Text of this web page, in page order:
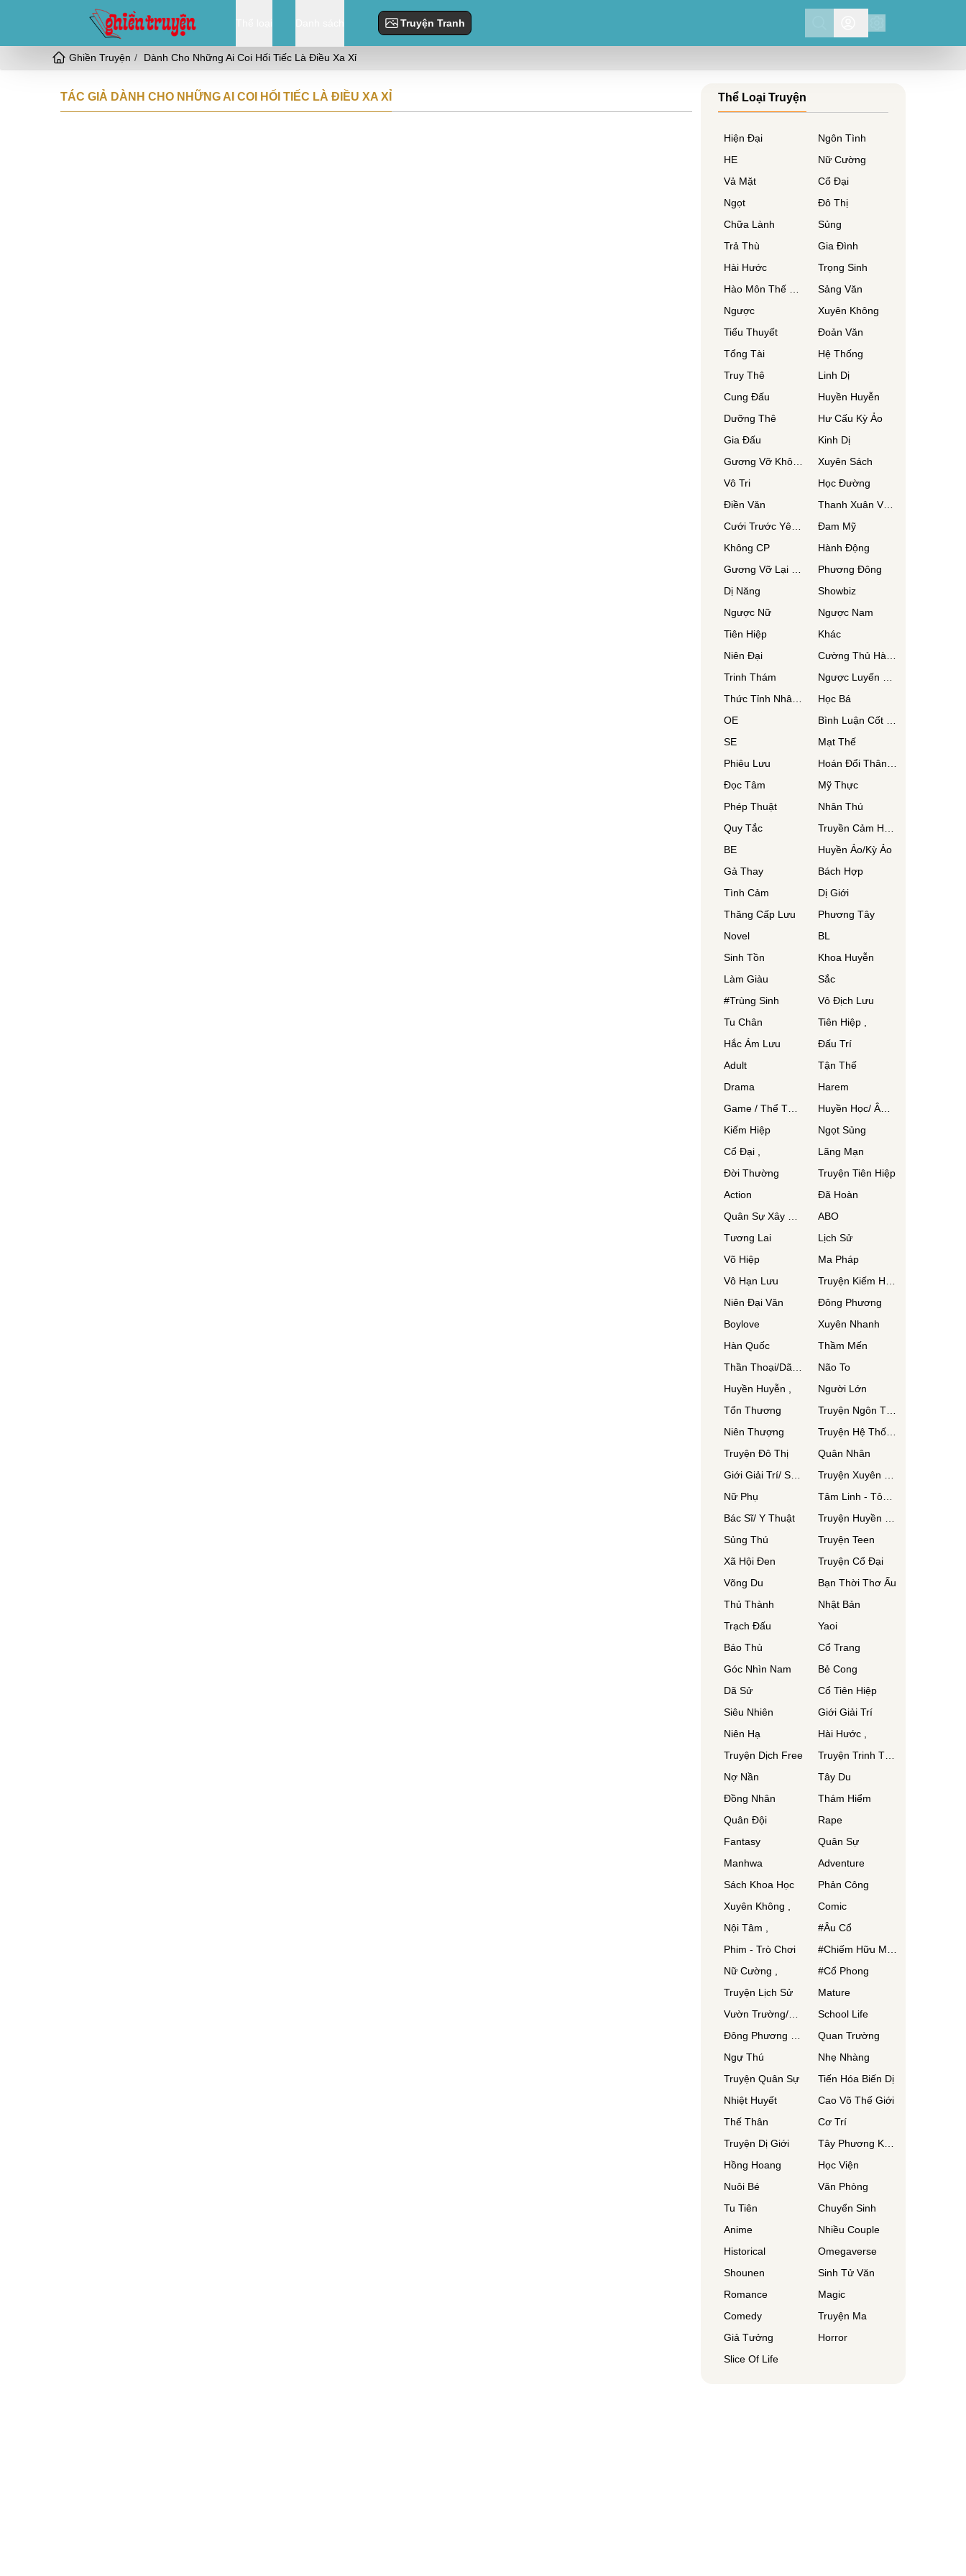
Truyện Tranh
Ghiền Truyện Dành Cho Những Ai Coi Hối Tiếc Là Điều Xa Xỉ
TÁC GIẢ DÀNH CHO NHỮNG AI COI HỐI TIẾC LÀ ĐIỀU XA XỈ Thể Loại Truyện
Hiện Đại
Ngôn Tình
HE
Nữ Cường
Vả Mặt
Cổ Đại
Ngọt
Đô Thị
Chữa Lành
Sủng
Trả Thù
Gia Đình
Hài Hước
Trọng Sinh
Sảng Văn
Ngược
Xuyên Không
Tiểu Thuyết
Đoản Văn
Tổng Tài
Hệ Thống
Truy Thê
Linh Dị
Cung Đấu
Huyền Huyễn
Dưỡng Thê
Hư Cấu Kỳ Ảo
Gia Đấu
Kinh Dị
Xuyên Sách
Vô Tri
Học Đường
Điền Văn
Thanh Xuân Vườn Trường
Đam Mỹ
Không CP
Hành Động
Phương Đông
Dị Năng
Showbiz
Ngược Nữ
Ngược Nam
Tiên Hiệp
Khác
Niên Đại
Trinh Thám
Học Bá
OE
SE
Mạt Thế
Phiêu Lưu
Đọc Tâm
Mỹ Thực
Phép Thuật
Nhân Thú
Quy Tắc
BE
Huyền Ảo/Kỳ Ảo
Gả Thay
Bách Hợp
Tình Cảm
Dị Giới
Thăng Cấp Lưu
Phương Tây
Novel
BL
Sinh Tồn
Khoa Huyễn
Làm Giàu
Sắc
#Trùng Sinh
Vô Địch Lưu
Tu Chân
Tiên Hiệp ,
Hắc Ám Lưu
Đấu Trí
Adult
Tận Thế
Drama
Harem
Huyền Học/ Âm Dương Sư/ Phong Thuỷ Sư
Kiếm Hiệp
Ngọt Sủng
Cổ Đại ,
Lãng Mạn
Đời Thường
Truyện Tiên Hiệp
Action
Đã Hoàn
ABO
Tương Lai
Lịch Sử
Võ Hiệp
Ma Pháp
Vô Hạn Lưu
Niên Đại Văn
Đông Phương
Boylove
Xuyên Nhanh
Hàn Quốc
Thầm Mến
Não To
Huyền Huyễn ,
Người Lớn
Tổn Thương
Truyện Ngôn Tình
Niên Thượng
Truyện Hệ Thống
Truyện Đô Thị
Quân Nhân
Nữ Phụ
Tâm Linh - Tôn Giáo
Bác Sĩ/ Y Thuật
Sủng Thú
Truyện Teen
Xã Hội Đen
Truyện Cổ Đại
Võng Du
Bạn Thời Thơ Ấu
Thủ Thành
Nhật Bản
Trạch Đấu
Yaoi
Báo Thù
Cổ Trang
Góc Nhìn Nam
Bẻ Cong
Dã Sử
Cổ Tiên Hiệp
Siêu Nhiên
Giới Giải Trí
Niên Hạ
Hài Hước ,
Truyện Dịch Free
Truyện Trinh Thám
Nợ Nần
Tây Du
Đồng Nhân
Thám Hiểm
Quân Đội
Rape
Fantasy
Quân Sự
Manhwa
Adventure
Sách Khoa Học
Phản Công
Xuyên Không ,
Comic
Nội Tâm ,
#Âu Cổ
Phim - Trò Chơi
Nữ Cường ,
#Cổ Phong
Truyện Lịch Sử
Mature
School Life
Quan Trường
Ngự Thú
Nhẹ Nhàng
Truyện Quân Sự
Tiến Hóa Biến Dị
Nhiệt Huyết
Cao Võ Thế Giới
Thế Thân
Cơ Trí
Truyện Dị Giới
Tây Phương Kỳ Huyễn
Hồng Hoang
Học Viện
Nuôi Bé
Văn Phòng
Tu Tiên
Chuyển Sinh
Anime
Nhiều Couple
Historical
Omegaverse
Shounen
Sinh Tử Văn
Romance
Magic
Comedy
Truyện Ma
Giả Tưởng
Horror
Slice Of Life